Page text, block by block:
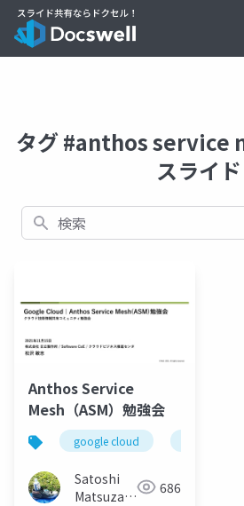
タグ #anthos service
スライド
検索
Anthos Service
Mesh（ASM）勉強会
google cloud
Satoshi
Matsuzawa
686